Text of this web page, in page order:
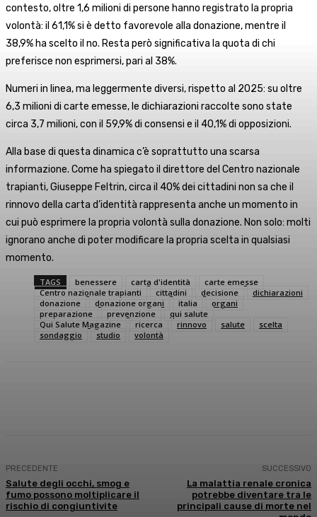
contesto, oltre 1,6 milioni di persone hanno registrato la propria
volontà: il 61,1% si è detto favorevole alla donazione, mentre il
38,9% ha scelto il no. Resta però significativa la quota di chi
preferisce non esprimersi, pari al 38%.
Numeri in linea, ma leggermente diversi, rispetto al 2025: su oltre
6,3 milioni di carte emesse, le dichiarazioni raccolte sono state
circa 3,7 milioni, con il 59,9% di consensi e il 40,1% di opposizioni.
Alla base di questa dinamica c’è soprattutto una scarsa
informazione. Come ha spiegato il direttore del Centro nazionale
trapianti, Giuseppe Feltrin, circa il 40% dei cittadini non sa che il
rinnovo della carta d’identità rappresenta anche un momento in
cui può esprimere la propria volontà sulla donazione. Non solo: molti
ignorano anche di poter modificare la propria scelta in qualsiasi
momento.
TAGS benessere carta d'identità
carte emesse
Centro nazionale trapianti
cittadini decisione
dichiarazioni
donazione
donazione organi italia
organi
preparazione
prevenzione
qui salute
Qui Salute Magazine
ricerca rinnovo salute
scelta
sondaggio
studio volontà
PRECEDENTE
Salute degli occhi, smog e
fumo possono moltiplicare il
rischio di congiuntivite
SUCCESSIVO
La malattia renale cronica
potrebbe diventare tra le
principali cause di morte nel